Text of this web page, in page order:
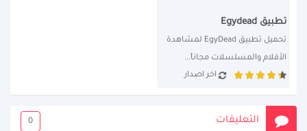
تطبيق Egydead
الأفلام والمسلسلات مجاناً...
اخر اصدار
التعليقات 0